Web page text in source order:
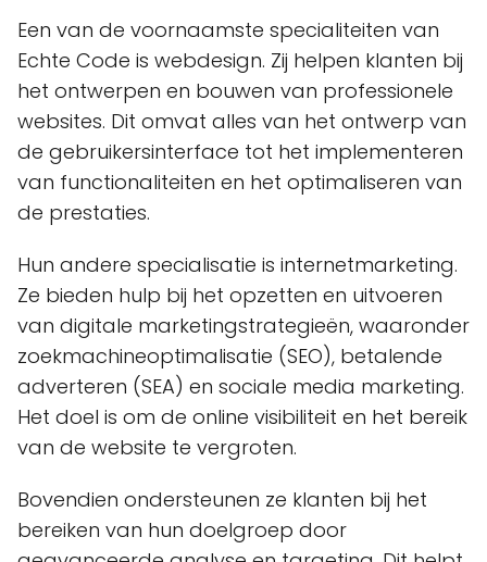
Een van de voornaamste specialiteiten van
Echte Code is webdesign. Zij helpen klanten bij
het ontwerpen en bouwen van professionele
websites. Dit omvat alles van het ontwerp van
de gebruikersinterface tot het implementeren
van functionaliteiten en het optimaliseren van
de prestaties.
Hun andere specialisatie is internetmarketing.
Ze bieden hulp bij het opzetten en uitvoeren
van digitale marketingstrategieën, waaronder
zoekmachineoptimalisatie (SEO), betalende
adverteren (SEA) en sociale media marketing.
Het doel is om de online visibiliteit en het bereik
van de website te vergroten.
Bovendien ondersteunen ze klanten bij het
bereiken van hun doelgroep door